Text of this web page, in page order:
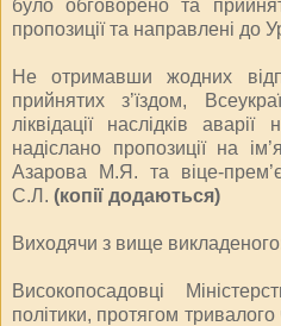
було обговорено та
пропозиції та направлені до
Не отримавши жодних
прийнятих з’їздом,
ліквідації наслідків
надіслано пропозиції на
Азарова М.Я. та віце-
С.Л. (копії додаються)
Виходячи з вище
Високопосадовці
політики, протягом